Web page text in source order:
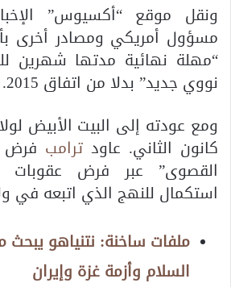
ونقل موقع “أكسيوس”
مسؤول أمريكي ومصادر أخرى
“مهلة نهائية مدتها شهرين
نووي جديد” بدلا من اتفاق 2015.
ومع عودته إلى البيت الأبيض
كانون الثاني. عاود ترامب فرض
القصوى” عبر فرض عقوبات
استكمال للنهج الذي اتبعه في
ملفات ساخنة: نتنياهو
السلام وأزمة غزة وإيران